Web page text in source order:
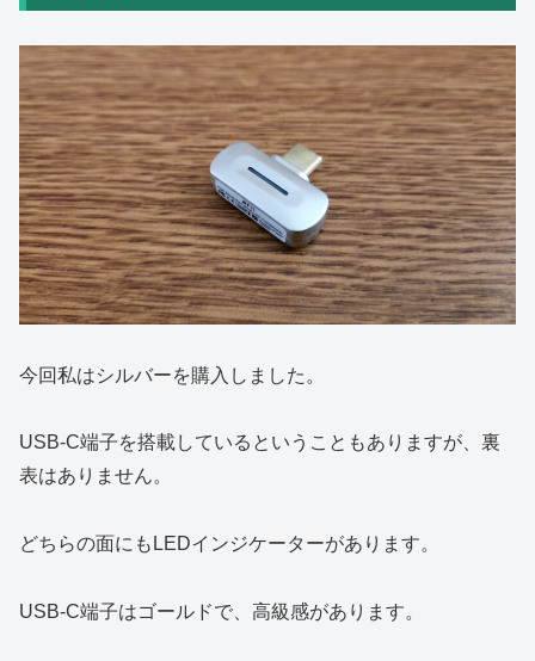
今回私はシルバーを購入しました。
USB-C端子を搭載しているということもありますが、裏
表はありません。
どちらの面にもLEDインジケーターがあります。
USB-C端子はゴールドで、高級感があります。